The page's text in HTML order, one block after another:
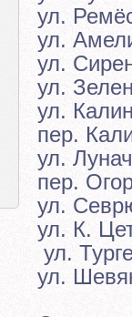
ул.
ул.
ул.
ул.
ул.
пер.
ул.
пер.
ул.
ул. К.
ул.
ул.